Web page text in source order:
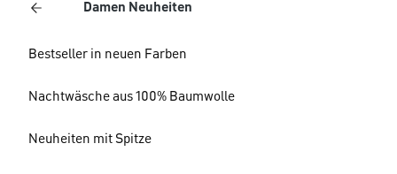
Damen Neuheiten
Bestseller in neuen Farben
Nachtwäsche aus 100% Baumwolle
Neuheiten mit Spitze